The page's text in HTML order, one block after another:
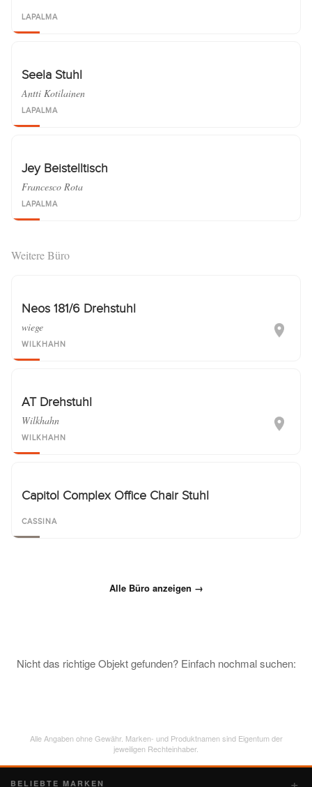
LAPALMA
Seela Stuhl
Antti Kotilainen
LAPALMA
Jey Beistelltisch
Francesco Rota
LAPALMA
Weitere Büro
Neos 181/6 Drehstuhl
wiege
WILKHAHN
AT Drehstuhl
Wilkhahn
WILKHAHN
Capitol Complex Office Chair Stuhl
CASSINA
Alle Büro anzeigen →
Nicht das richtige Objekt gefunden? Einfach nochmal suchen:
Alle Angaben ohne Gewähr. Marken- und Produktnamen sind Eigentum der
jeweiligen Rechteinhaber.
BELIEBTE MARKEN